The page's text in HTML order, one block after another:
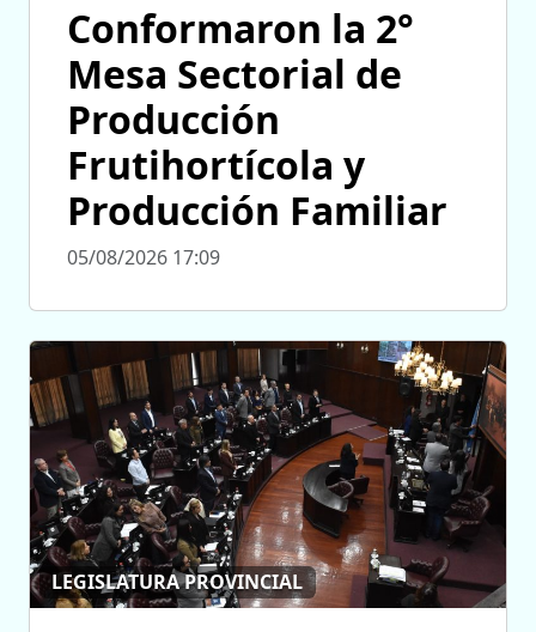
Conformaron la 2°
Mesa Sectorial de
Producción
Frutihortícola y
Producción Familiar
05/08/2026 17:09
LEGISLATURA PROVINCIAL